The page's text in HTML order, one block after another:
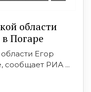
области
Погаре
Егор
сообщает РИА ...